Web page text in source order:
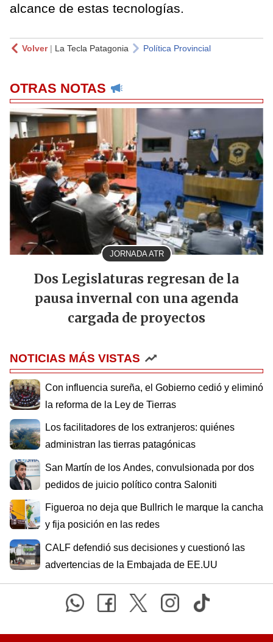
alcance de estas tecnologías.
Volver| La Tecla Patagonia Política Provincial
OTRAS NOTAS
JORNADA ATR
Dos Legislaturas regresan de la
pausa invernal con una agenda
cargada de proyectos
NOTICIAS MÁS VISTAS
Con influencia sureña, el Gobierno cedió y eliminó
la reforma de la Ley de Tierras
Los facilitadores de los extranjeros: quiénes
administran las tierras patagónicas
San Martín de los Andes, convulsionada por dos
pedidos de juicio político contra Saloniti
Figueroa no deja que Bullrich le marque la cancha
y fija posición en las redes
CALF defendió sus decisiones y cuestionó las
advertencias de la Embajada de EE.UU